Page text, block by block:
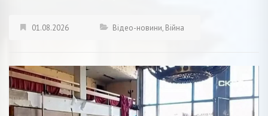
01.08.2026 Відео-новини, Війна